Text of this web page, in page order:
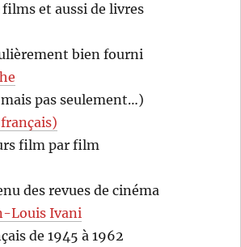
et aussi de livres
bien fourni
pas seulement…)
film par film
des revues de cinéma
Louis Ivani
de 1945 à 1962